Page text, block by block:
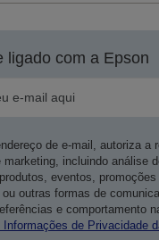
ligado com a Epson
de e-mail, autoriza a
incluindo análise
eventos,
outras formas de
e comportamento
Informações de Privacidade